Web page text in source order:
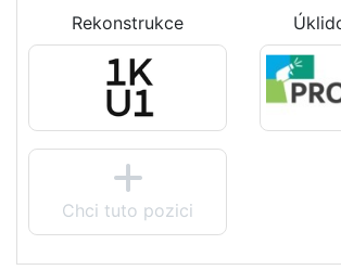
Rekonstrukce
Chci tuto pozici